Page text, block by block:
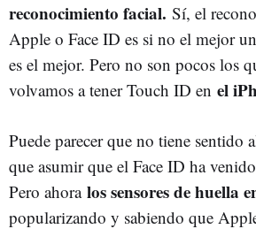
reconocimiento facial. Sí, el
Apple o Face ID es si no el mejor
es el mejor. Pero no son pocos los
volvamos a tener Touch ID en el
Puede parecer que no tiene sentido
que asumir que el Face ID ha
Pero ahora los sensores de huella
popularizando y sabiendo que